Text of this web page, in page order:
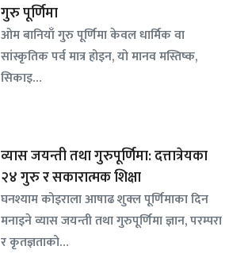
गुरु पूर्णिमा
ओम बानियाँ गुरु पूर्णिमा केवल धार्मिक वा
सांस्कृतिक पर्व मात्र होइन, यो मानव मस्तिष्क,
सिकाइ…
व्यास जयन्ती तथा गुरुपूर्णिमा: दत्तात्रेयका
२४ गुरु र सकारात्मक शिक्षा
घनश्याम कोइराला आषाढ शुक्ल पूर्णिमाका दिन
मनाइने व्यास जयन्ती तथा गुरुपूर्णिमा ज्ञान, परम्परा
र कृतज्ञताको…